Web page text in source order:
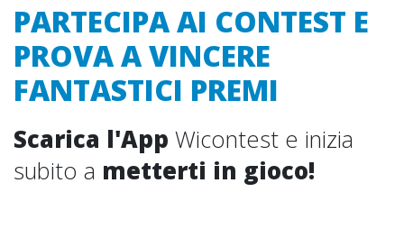
PARTECIPA AI CONTEST E
PROVA A VINCERE
FANTASTICI PREMI
Scarica l'App Wicontest e inizia
subito a metterti in gioco!